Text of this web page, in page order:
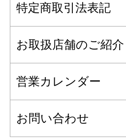
特定商取引法表記
お取扱店舗のご紹介
営業カレンダー
お問い合わせ